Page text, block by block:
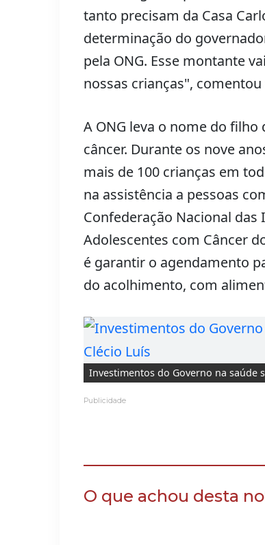
tanto precisam da Casa
determinação do
pela ONG. Esse montante
nossas crianças",
A ONG leva o nome do
câncer. Durante os nove
mais de 100 crianças em
na assistência a pessoas
Confederação Nacional das
Adolescentes com Câncer
é garantir o agendamento
do acolhimento, com
Investimentos do Governo na saúde
Publicidade
O que achou desta